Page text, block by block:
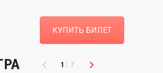
КУПИТЬ БИЛЕТ
1 /7